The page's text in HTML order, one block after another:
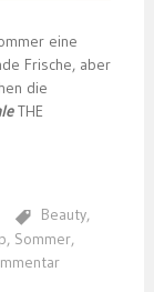
eine
Frische, aber
die
THE
Beauty,
, Sommer,